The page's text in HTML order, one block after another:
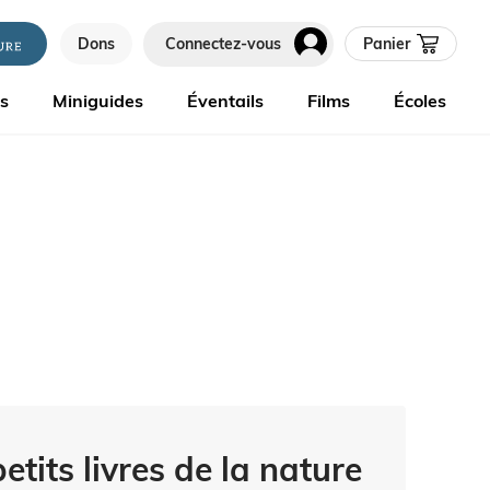
Dons Connectez-vous Panier
Miniguides Éventails Films Écoles
livres de la nature